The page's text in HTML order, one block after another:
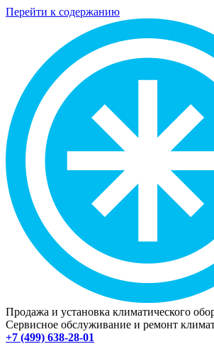
Перейти к содержанию
Продажа и установка климатического
Сервисное обслуживание и ремонт
+7 (499) 638-28-01